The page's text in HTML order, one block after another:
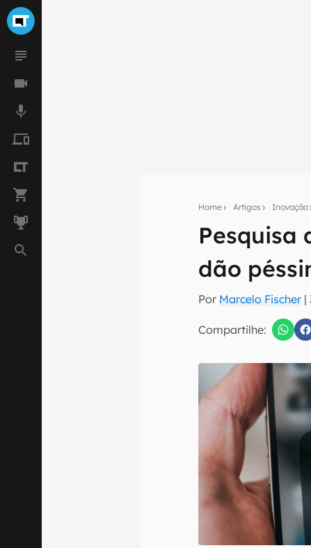
Home Artigos Inovação
Pesquisa
dão
Por Marcelo Fischer |
Compartilhe:
Assine a
Confirmo que